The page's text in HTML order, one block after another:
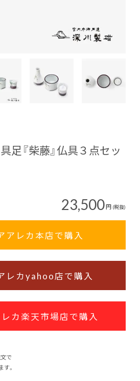
『柴藤』仏具３点セッ
23,500円 (税抜)
アレカ本店で購入
レカyahoo店で購入
カ楽天市場店で購入
で
。